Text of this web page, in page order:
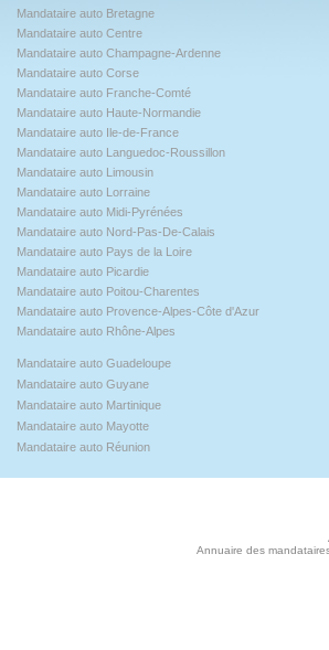
Mandataire auto Bretagne
Mandataire auto Centre
Mandataire auto Champagne-Ardenne
Mandataire auto Corse
Mandataire auto Franche-Comté
Mandataire auto Haute-Normandie
Mandataire auto Ile-de-France
Mandataire auto Languedoc-Roussillon
Mandataire auto Limousin
Mandataire auto Lorraine
Mandataire auto Midi-Pyrénées
Mandataire auto Nord-Pas-De-Calais
Mandataire auto Pays de la Loire
Mandataire auto Picardie
Mandataire auto Poitou-Charentes
Mandataire auto Provence-Alpes-Côte d'Azur
Mandataire auto Rhône-Alpes
Mandataire auto Guadeloupe
Mandataire auto Guyane
Mandataire auto Martinique
Mandataire auto Mayotte
Mandataire auto Réunion
Annuaire des